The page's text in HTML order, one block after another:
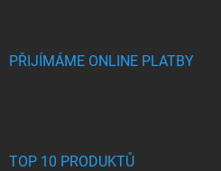
PŘIJÍMÁME ONLINE PLATBY
TOP 10 PRODUKTŮ